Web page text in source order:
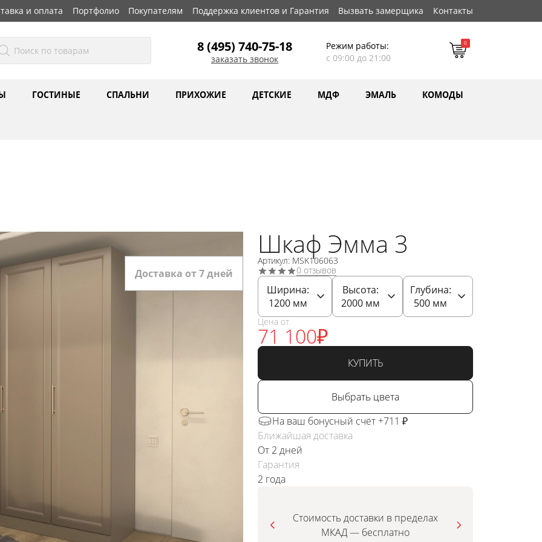
и оплата Портфолио Покупателям Поддержка клиентов и Гарантия Вызвать замерщика Контакты
8 (495) 740-75-18
заказать звонок
Режим работы:
с 09:00 до 21:00
0
ГОСТИНЫЕ СПАЛЬНИ ПРИХОЖИЕ ДЕТСКИЕ МДФ ЭМАЛЬ КОМОДЫ
Доставка от 7 дней
Шкаф Эмма 3
Артикул: MSK106063
0 отзывов
Ширина:
1200мм
Высота:
2000мм
Глубина:
500 мм
Цена от
71 100₽
КУПИТЬ
Выбрать цвета
На ваш бонусный счёт +711 ₽
Ближайшая доставка
От 2 дней
Гарантия
2 года
Стоимость доставки в пределах
МКАД — бесплатно